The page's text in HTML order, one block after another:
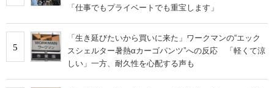
「仕事でもプライベートでも重宝します」
5
「生き延びたいから買いに来た」ワークマンの“エック
スシェルター暑熱αカーゴパンツ”への反応 「軽くて涼
しい」一方、耐久性を心配する声も